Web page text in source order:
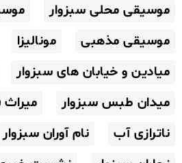
موسیقی محلی سبزوار
موسیقی مذهبی
مونالیزا
میادین و خیابان های سبزوار
میدان طبس سبزوار
ناترازی آب
نام آوران سبزوار